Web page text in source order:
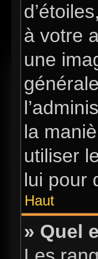
à votre
une
la
utiliser
lui pour
Haut
» Quel